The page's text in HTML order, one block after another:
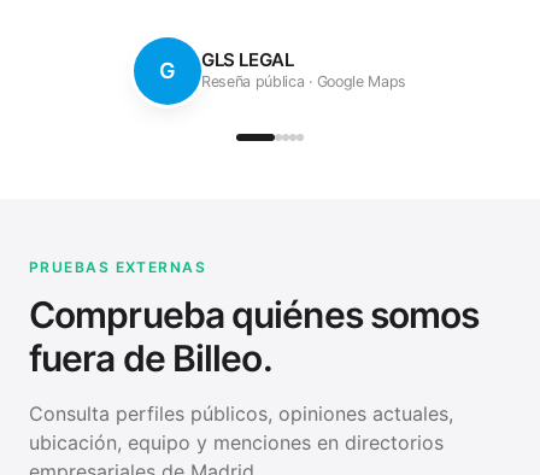
L Luis Torrente
PRUEBAS EXTERNAS
Comprueba quiénes somos
Consulta perfiles públicos, opiniones actuales,